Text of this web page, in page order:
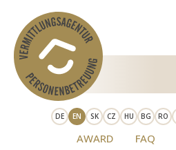
Skip to main content
DE EN SK CZ HU BG RO
AWARD FAQ